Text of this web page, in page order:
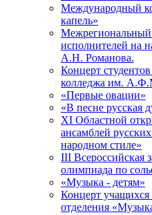
Международный
капель»
исполнителей на
А.Н. Романова.
Концерт
колледжа им.
«Первые овации»
«В песне русская
XI Областной
ансамблей
народном стиле»
III Всероссийская
олимпиада по
«Музыка - детям»
Концерт учащихся
отделения